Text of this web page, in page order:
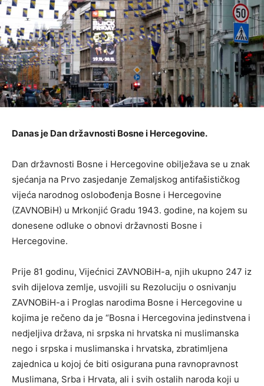
Danas je Dan državnosti Bosne i Hercegovine.
Dan državnosti Bosne i Hercegovine obilježava se u znak
sjećanja na Prvo zasjedanje Zemaljskog antifašističkog
vijeća narodnog oslobođenja Bosne i Hercegovine
(ZAVNOBiH) u Mrkonjić Gradu 1943. godine, na kojem su
donesene odluke o obnovi državnosti Bosne i
Hercegovine.
Prije 81 godinu, Vijećnici ZAVNOBiH-a, njih ukupno 247 iz
svih dijelova zemlje, usvojili su Rezoluciju o osnivanju
ZAVNOBiH-a i Proglas narodima Bosne i Hercegovine u
kojima je rečeno da je “Bosna i Hercegovina jedinstvena i
nedjeljiva država, ni srpska ni hrvatska ni muslimanska
nego i srpska i muslimanska i hrvatska, zbratimljena
zajednica u kojoj će biti osigurana puna ravnopravnost
Muslimana, Srba i Hrvata, ali i svih ostalih naroda koji u